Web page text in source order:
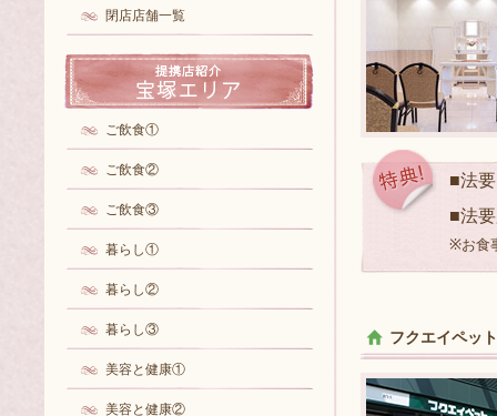
閉店店舗一覧
ご飲食①
ご飲食②
ご飲食③
暮らし①
暮らし②
暮らし③
美容と健康①
美容と健康②
■法
■法
※お食
フクエイペット